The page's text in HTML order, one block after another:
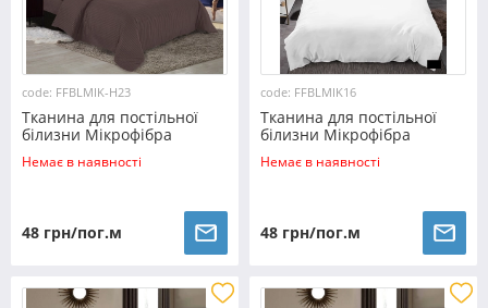
code: FFBLMIK-H23
Тканина для постільної
білизни Мікрофібра
FFBLMIK-H23 (100м)
Немає в наявності
48 грн/пог.м
code: FFBLMIK16
Тканина для постільної
білизни Мікрофібра
FFBLMIK16 (60м)
Немає в наявності
48 грн/пог.м